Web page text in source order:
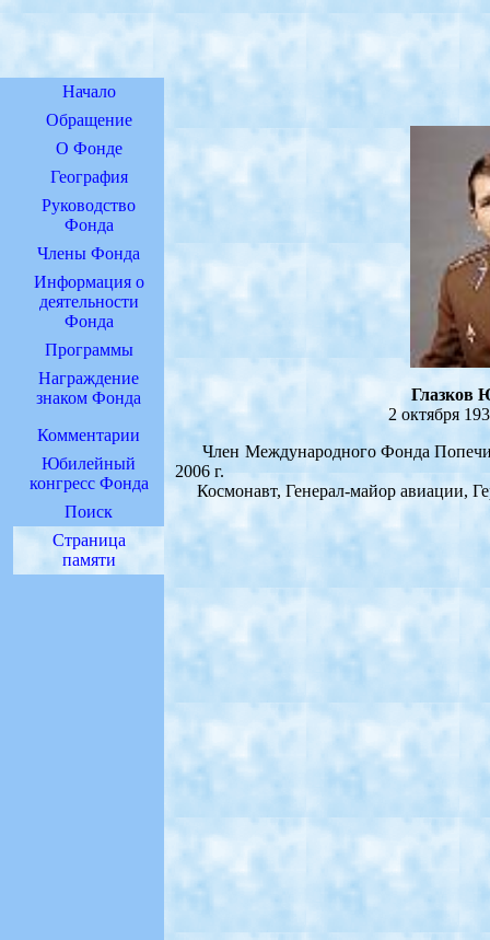
Начало
Обращение
О Фонде
География
Руководство
Фонда
Члены Фонда
Информация о
деятельности
Фонда
Программы
Награждение
знаком Фонда
Комментарии
Юбилейный
конгресс Фонда
Поиск
Страница
памяти
Глазков
2 октября
Член Международного Фонда
2006 г.
Космонавт, Генерал-майор авиации,